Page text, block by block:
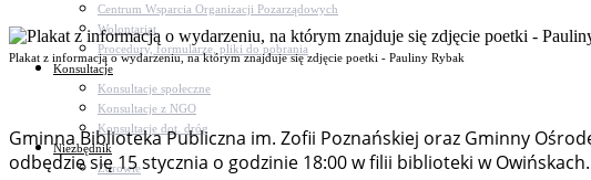
Centrum Wsparcia Organizacji Pozarządowych
Wolontariat
Procedury, formularze, pliki do pobrania
Konsultacje
Konsultacje społeczne
Konsultacje z NGO
Konsultacje dot. dróg
Niezbędnik
Zdrowie
Plakat z informacją o wydarzeniu, na którym znajduje się zdjęcie poetki - Pauliny Rybak
Gminna Biblioteka Publiczna im. Zofii Poznańskiej oraz Gminny
odbędzie się 15 stycznia o godzinie 18:00 w filii biblioteki w Owińskach.